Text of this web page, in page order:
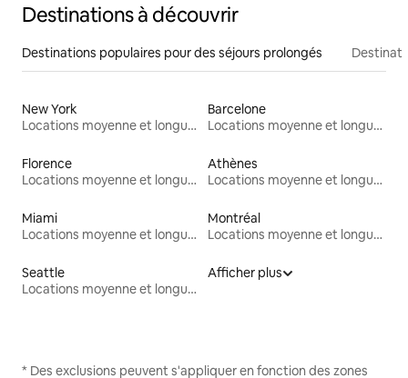
Destinations à découvrir
Destinations populaires pour des séjours prolongés
New York
Locations moyenne et longue durée
Barcelone
Locations moyenne et longue durée
Florence
Locations moyenne et longue durée
Athènes
Locations moyenne et longue durée
Miami
Locations moyenne et longue durée
Montréal
Locations moyenne et longue durée
Seattle
Locations moyenne et longue durée
Afficher plus
* Des exclusions peuvent s'appliquer en fonction des zones